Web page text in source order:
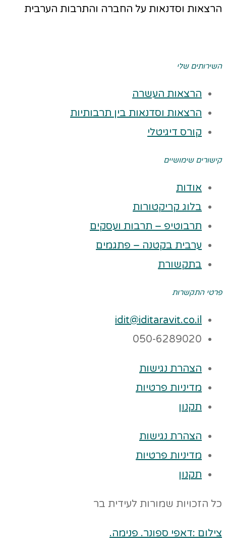
הרצאות וסדנאות על החברה והתרבות הערבית
השירותים שלי
הרצאות העשרה
הרצאות וסדנאות בין תרבותיות
קורס דיגיטלי
קישורים שימושיים
אודות
בלוג קריקטורות
תרבוטיפ – תרבות ועסקים
ערבית בקטנה – פתגמים
בתקשורת
פרטי התקשרות
idit@iditaravit.co.il
050-6289020
הצהרת נגישות
מדיניות פרטיות
תקנון
הצהרת נגישות
מדיניות פרטיות
תקנון
כל הזכויות שמורות לעידית בר
צילום :דאפי ספונר. פנימה.